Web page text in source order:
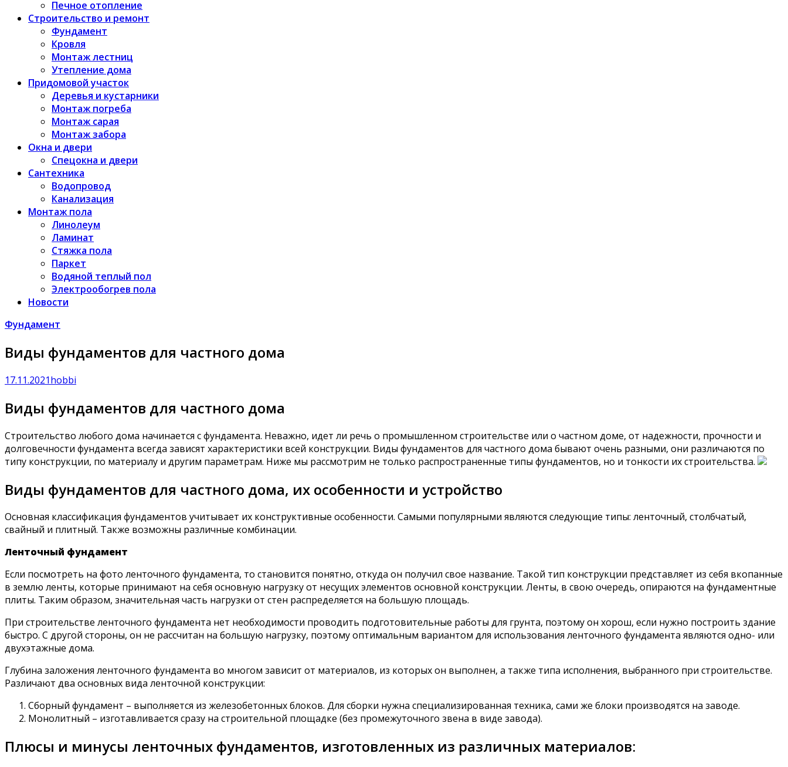
Печное отопление
Строительство и ремонт
Фундамент
Кровля
Монтаж лестниц
Утепление дома
Придомовой участок
Деревья и кустарники
Монтаж погреба
Монтаж сарая
Монтаж забора
Окна и двери
Спецокна и двери
Сантехника
Водопровод
Канализация
Монтаж пола
Линолеум
Ламинат
Стяжка пола
Паркет
Водяной теплый пол
Электрообогрев пола
Новости
Фундамент
Виды фундаментов для частного дома
17.11.2021hobbi
Виды фундаментов для частного дома
Строительство любого дома начинается с фундамента. Неважно, идет ли речь о промышленном строительстве или о частном доме, от надежности, прочности и
долговечности фундамента всегда зависят характеристики всей конструкции. Виды фундаментов для частного дома бывают очень разными, они различаются по
типу конструкции, по материалу и другим параметрам. Ниже мы рассмотрим не только распространенные типы фундаментов, но и тонкости их строительства.
Виды фундаментов для частного дома, их особенности и устройство
Основная классификация фундаментов учитывает их конструктивные особенности. Самыми популярными являются следующие типы: ленточный, столбчатый,
свайный и плитный. Также возможны различные комбинации.
Ленточный фундамент
Если посмотреть на фото ленточного фундамента, то становится понятно, откуда он получил свое название. Такой тип конструкции представляет из себя вкопанные
в землю ленты, которые принимают на себя основную нагрузку от несущих элементов основной конструкции. Ленты, в свою очередь, опираются на фундаментные
плиты. Таким образом, значительная часть нагрузки от стен распределяется на большую площадь.
При строительстве ленточного фундамента нет необходимости проводить подготовительные работы для грунта, поэтому он хорош, если нужно построить здание
быстро. С другой стороны, он не рассчитан на большую нагрузку, поэтому оптимальным вариантом для использования ленточного фундамента являются одно- или
двухэтажные дома.
Глубина заложения ленточного фундамента во многом зависит от материалов, из которых он выполнен, а также типа исполнения, выбранного при строительстве.
Различают два основных вида ленточной конструкции:
Сборный фундамент – выполняется из железобетонных блоков. Для сборки нужна специализированная техника, сами же блоки производятся на заводе.
Монолитный – изготавливается сразу на строительной площадке (без промежуточного звена в виде завода).
Плюсы и минусы ленточных фундаментов, изготовленных из различных материалов: